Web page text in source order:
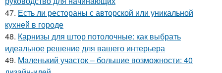
47. Есть ли рестораны с авторской или уникальной
кухней в городе
48. Карнизы для штор потолочные: как выбрать
идеальное решение для вашего интерьера
49. Маленький участок – большие возможности: 40